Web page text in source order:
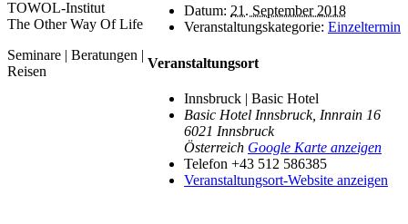
Datum: 21. September 2018
Veranstaltungskategorie: Einzeltermin
Veranstaltungsort
Innsbruck | Basic Hotel
Basic Hotel Innsbruck, Innrain 16
6021 Innsbruck
Österreich Google Karte anzeigen
Telefon +43 512 586385
Veranstaltungsort-Website anzeigen
TOWOL-Institut
The Other Way Of Life
Seminare | Beratungen |
Reisen